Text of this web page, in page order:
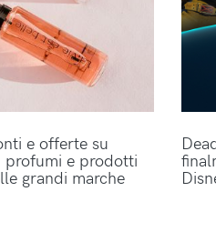
e offerte su
profumi e prodotti
grandi marche